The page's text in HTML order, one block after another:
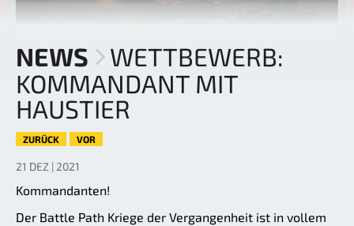
NEWS
WETTBEWERB:
KOMMANDANT MIT
HAUSTIER
ZURÜCK VOR
21 DEZ | 2021
Kommandanten!
Der Battle Path Kriege der Vergangenheit ist in vollem